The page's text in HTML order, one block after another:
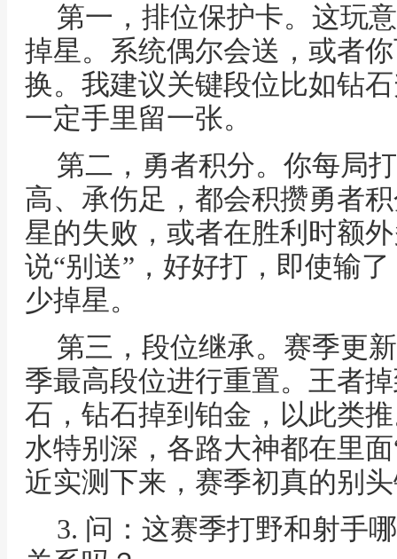
第一，排位保护卡。这玩
掉星。系统偶尔会送，或者
换。我建议关键段位比如钻
一定手里留一张。
第二，勇者积分。你每局
高、承伤足，都会积攒勇者
星的失败，或者在胜利时额
说“别送”，好好打，即使输
少掉星。
第三，段位继承。赛季更
季最高段位进行重置。王者
石，钻石掉到铂金，以此类
水特别深，各路大神都在里
近实测下来，赛季初真的别
3. 问：这赛季打野和射手